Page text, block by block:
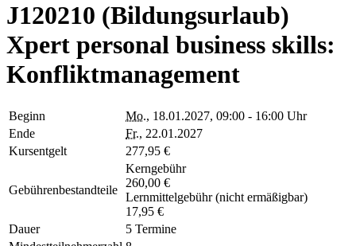
J120210 (Bildungsurlaub)
Xpert personal business skills:
Konfliktmanagement
Beginn Mo., 18.01.2027, 09:00 - 16:00 Uhr
Ende
Fr., 22.01.2027
Kursentgelt
277,95 €
Gebührenbestandteile
Kerngebühr
260,00 €
Lernmittelgebühr (nicht ermäßigbar)
17,95 €
Dauer
5 Termine